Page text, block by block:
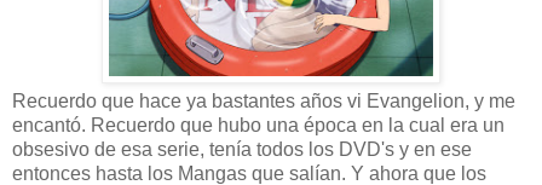
Recuerdo que hace ya bastantes años vi Evangelion, y me
encantó. Recuerdo que hubo una época en la cual era un
obsesivo de esa serie, tenía todos los DVD's y en ese
entonces hasta los Mangas que salían. Y ahora que los